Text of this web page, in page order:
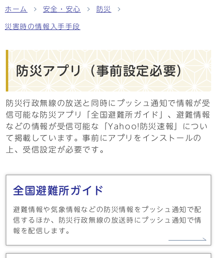
ホーム 安全・安心 防災
災害時の情報入手手段
防災アプリ（事前設定必要）
防災行政無線の放送と同時にプッシュ通知で情報が受
信可能な防災アプリ「全国避難所ガイド」、避難情報
などの情報が受信可能な「Yahoo!防災速報」につい
て掲載しています。事前にアプリをインストールの
上、受信設定が必要です。
メインメニュー
全国避難所ガイド
避難情報や気象情報などの防災情報をプッシュ通知で配
信するほか、防災行政無線の放送時にプッシュ通知で情
報を配信します。